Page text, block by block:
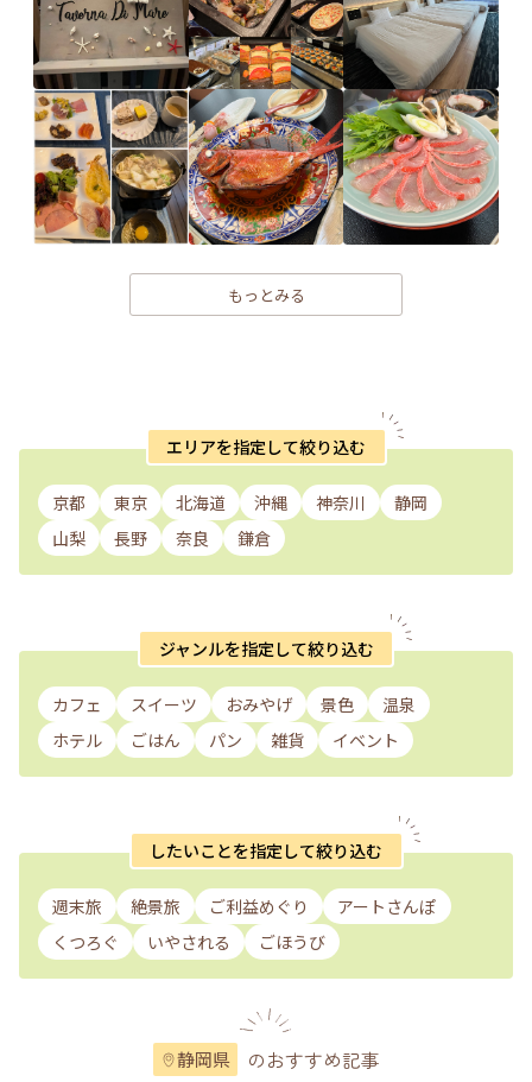
もっとみる
エリアを指定して絞り込む
京都 東京 北海道 沖縄 神奈川
静岡
山梨
長野 奈良 鎌倉
ジャンルを指定して絞り込む
カフェ スイーツ おみやげ 景色
温泉
ホテル
ごはん パン 雑貨 イベント
したいことを指定して絞り込む
週末旅 絶景旅 ご利益めぐり
アートさんぽ
くつろぐ
いやされる ごほうび
静岡県 のおすすめ記事